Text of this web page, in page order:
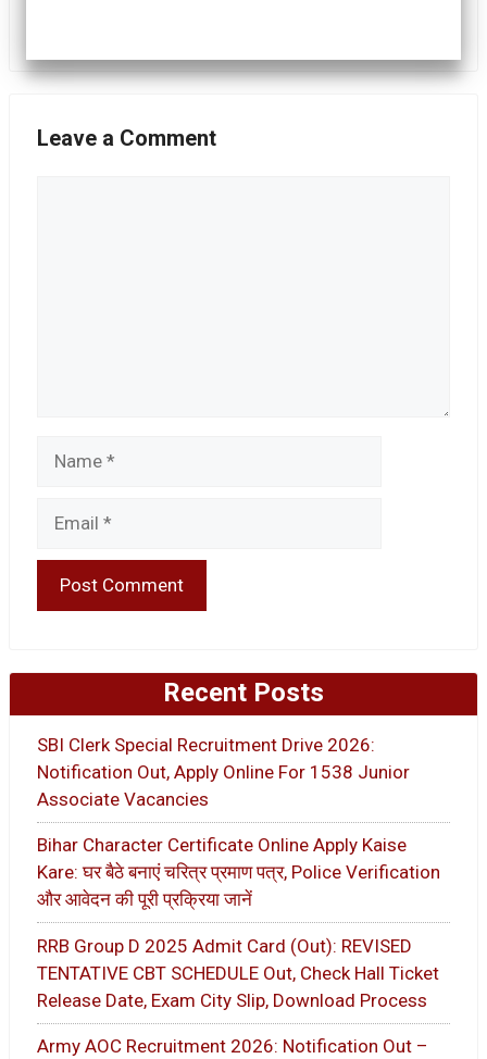
Leave a Comment
Recent Posts
SBI Clerk Special Recruitment Drive 2026:
Notification Out, Apply Online For 1538 Junior
Associate Vacancies
Bihar Character Certificate Online Apply Kaise
Kare: घर बैठे बनाएं चरित्र प्रमाण पत्र, Police Verification
और आवेदन की पूरी प्रक्रिया जानें
RRB Group D 2025 Admit Card (Out): REVISED
TENTATIVE CBT SCHEDULE Out, Check Hall Ticket
Release Date, Exam City Slip, Download Process
Army AOC Recruitment 2026: Notification Out –